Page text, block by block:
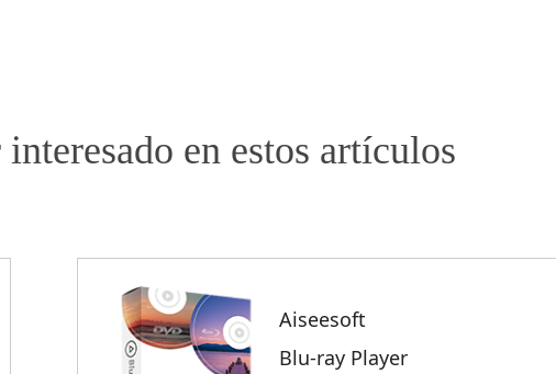
en estos artículos
Aiseesoft
Blu-ray Player